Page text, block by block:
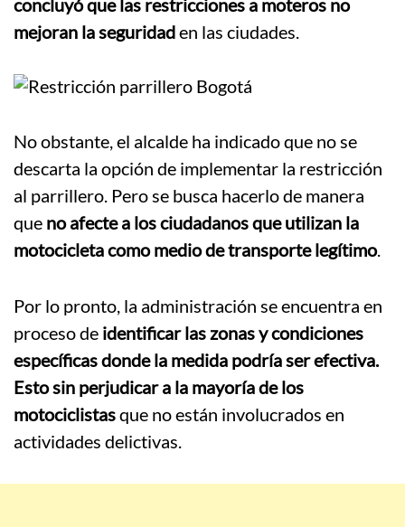
concluyó que las restricciones a moteros no
mejoran la seguridaden las ciudades.
No obstante, el alcalde ha indicado que no se
descarta la opción de implementar la restricción
al parrillero. Pero se busca hacerlo de manera
que no afecte a los ciudadanos que utilizan la
motocicleta como medio de transporte legítimo.
Por lo pronto, la administración se encuentra en
proceso de identificar las zonas y condiciones
específicas donde la medida podría ser efectiva.
Esto sin perjudicar a la mayoría de los
motociclistasque no están involucrados en
actividades delictivas.